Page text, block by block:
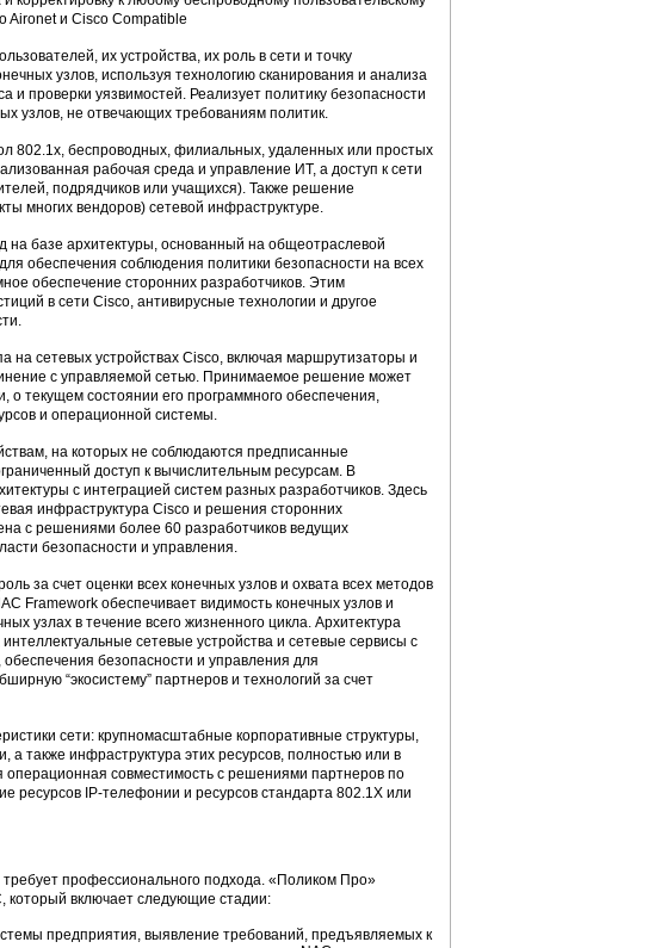
Aironet и Cisco Compatible
их устройства, их роль в сети и точку
узлов, используя технологию сканирования и анализа
и проверки уязвимостей. Реализует политику безопасности
узлов, не отвечающих требованиям политик.
802.1x, беспроводных, филиальных, удаленных или простых
рабочая среда и управление ИТ, а доступ к сети
подрядчиков или учащихся). Также решение
многих вендоров) сетевой инфраструктуре.
на базе архитектуры, основанный на общеотраслевой
обеспечения соблюдения политики безопасности на всех
обеспечение сторонних разработчиков. Этим
в сети Cisco, антивирусные технологии и другое
на сетевых устройствах Cisco, включая маршрутизаторы и
с управляемой сетью. Принимаемое решение может
о текущем состоянии его программного обеспечения,
и операционной системы.
на которых не соблюдаются предписанные
доступ к вычислительным ресурсам. В
с интеграцией систем разных разработчиков. Здесь
инфраструктура Cisco и решения сторонних
с решениями более 60 разработчиков ведущих
безопасности и управления.
за счет оценки всех конечных узлов и охвата всех методов
Framework обеспечивает видимость конечных узлов и
узлах в течение всего жизненного цикла. Архитектура
сетевые устройства и сетевые сервисы с
безопасности и управления для
“экосистему” партнеров и технологий за счет
сети: крупномасштабные корпоративные структуры,
также инфраструктура этих ресурсов, полностью или в
операционная совместимость с решениями партнеров по
ресурсов IP-телефонии и ресурсов стандарта 802.1X или
профессионального подхода. «Поликом Про»
который включает следующие стадии:
предприятия, выявление требований, предъявляемых к